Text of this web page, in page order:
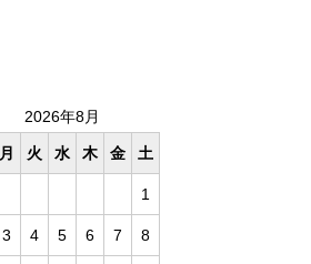
2026年8月
月 火 水 木 金 土
1
3 4 5 6 7 8